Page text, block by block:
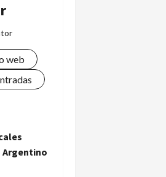
web
Argentino